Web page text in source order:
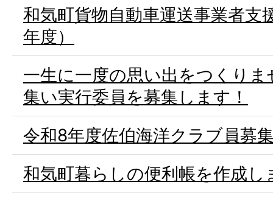
和気町貨物自動車運送事業者支
年度）
一生に一度の思い出をつくり
集い実行委員を募集します！
令和8年度佐伯海洋クラブ員募
和気町暮らしの便利帳を作成し